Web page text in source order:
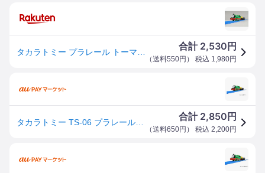
合計 2,530 円
（送料550円 ） 税込 1,980円
合計 2,850 円
（送料650円 ） 税込 2,200円